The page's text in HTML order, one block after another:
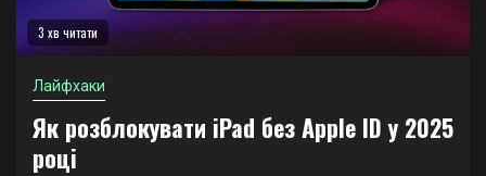
3 хв читати
Лайфхаки
Як розблокувати iPad без Apple ID у 2025
році